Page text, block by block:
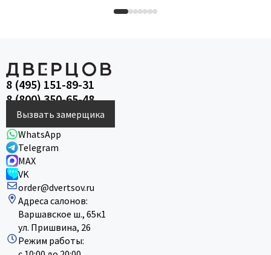
8 (495) 151-89-31
8 (800) 350-65-48
Вызвать замерщика
WhatsApp
Telegram
MAX
VK
order@dvertsov.ru
Адреса салонов:
Варшавское ш., 65к1
ул. Пришвина, 26
Режим работы: